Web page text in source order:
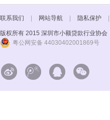
联系我们 网站导航 隐私保护
版权所有 2015 深圳市小额贷款行业协会
粤公网安备 44030402001869号
   